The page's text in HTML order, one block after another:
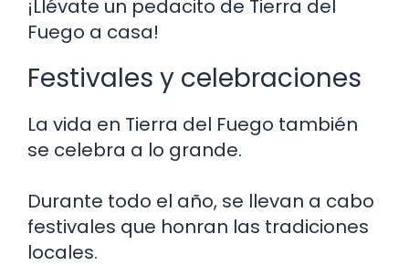
¡Llévate un pedacito de Tierra del
Fuego a casa!
Festivales y celebraciones
La vida en Tierra del Fuego también
se celebra a lo grande.
Durante todo el año, se llevan a cabo
festivales que honran las tradiciones
locales.